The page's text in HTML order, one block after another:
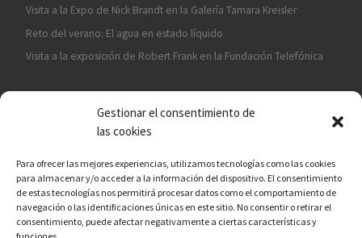
Gestionar el consentimiento de
las cookies
Para ofrecer las mejores experiencias, utilizamos tecnologías como las cookies
para almacenar y/o acceder a la información del dispositivo. El consentimiento
de estas tecnologías nos permitirá procesar datos como el comportamiento de
navegación o las identificaciones únicas en este sitio. No consentir o retirar el
consentimiento, puede afectar negativamente a ciertas características y
Visita a la Expo de Nick Brandt en la Galería Tamara Kreisler
Reto del verano: El agua en estado líquido
Visita a la exposición de Robert Frank en la Fundación Telefónica
¡ASÓCIATE A CÁMARA EN MANO!